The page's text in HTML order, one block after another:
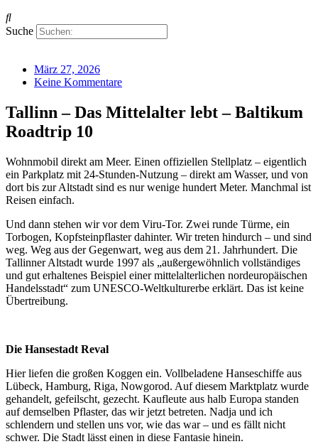
Suche
März 27, 2026
Keine Kommentare
Tallinn – Das Mittelalter lebt – Baltikum
Roadtrip 10
Wohnmobil direkt am Meer. Einen offiziellen Stellplatz – eigentlich
ein Parkplatz mit 24-Stunden-Nutzung – direkt am Wasser, und von
dort bis zur Altstadt sind es nur wenige hundert Meter. Manchmal ist
Reisen einfach.
Und dann stehen wir vor dem Viru-Tor. Zwei runde Türme, ein
Torbogen, Kopfsteinpflaster dahinter. Wir treten hindurch – und sind
weg. Weg aus der Gegenwart, weg aus dem 21. Jahrhundert. Die
Tallinner Altstadt wurde 1997 als „außergewöhnlich vollständiges
und gut erhaltenes Beispiel einer mittelalterlichen nordeuropäischen
Handelsstadt“ zum UNESCO-Weltkulturerbe erklärt. Das ist keine
Übertreibung.
Die Hansestadt Reval
Hier liefen die großen Koggen ein. Vollbeladene Hanseschiffe aus
Lübeck, Hamburg, Riga, Nowgorod. Auf diesem Marktplatz wurde
gehandelt, gefeilscht, gezecht. Kaufleute aus halb Europa standen
auf demselben Pflaster, das wir jetzt betreten. Nadja und ich
schlendern und stellen uns vor, wie das war – und es fällt nicht
schwer. Die Stadt lässt einen in diese Fantasie hinein.